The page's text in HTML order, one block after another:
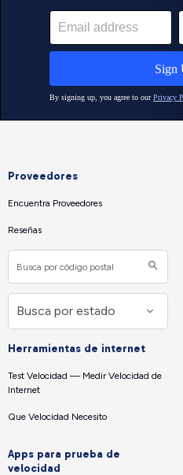
Proveedores
Encuentra Proveedores
Reseñas
Herramientas de internet
Test Velocidad — Medir Velocidad de
Internet
Que Velocidad Necesito
Apps para prueba de
velocidad